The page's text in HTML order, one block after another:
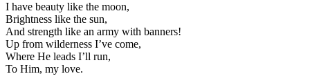
I have beauty like the moon,
Brightness like the sun,
And strength like an army with banners!
Up from wilderness I’ve come,
Where He leads I’ll run,
To Him, my love.